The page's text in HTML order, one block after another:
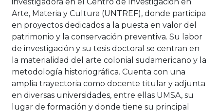
Arte, Materia y Cultura (UNTREF), donde participa
en proyectos dedicados a la puesta en valor del
patrimonio y la conservación preventiva. Su labor
de investigación y su tesis doctoral se centran en
la materialidad del arte colonial sudamericano y la
metodología historiográfica. Cuenta con una
amplia trayectoria como docente titular y adjunta
en diversas universidades, entre ellas UMSA, su
lugar de formación y donde tiene su principal